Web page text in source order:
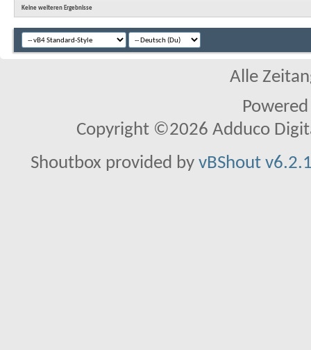
Keine weiteren Ergebnisse
Alle
Copyright ©2026 Adduco
Shoutbox provided by vBShout